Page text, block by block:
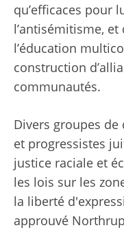
qu’efficaces pour
l’antisémitisme,
l’éducation
construction
communautés.
Divers groupes
et progressistes
justice raciale et
les lois sur les
la liberté
approuvé